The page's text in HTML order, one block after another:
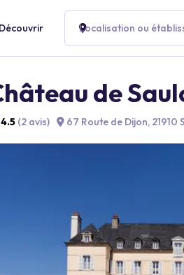
Découvrir Localisation ou
de
4.5 (2 avis) 67 Route de Dijon,